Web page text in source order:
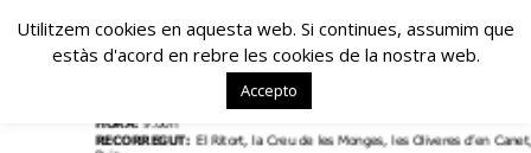
www.lacolla.cat
Utilitzem cookies en aquesta web. Si continues, assumim que
estàs d'acord en rebre les cookies de la nostra web.
Accepto